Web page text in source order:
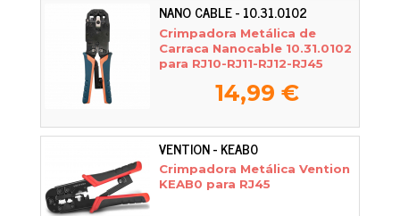
NANO CABLE - 10.31.0102
Crimpadora Metálica de
Carraca Nanocable 10.31.0102
para RJ10-RJ11-RJ12-RJ45
14,99 €
VENTION - KEAB0
Crimpadora Metálica Vention
KEAB0 para RJ45